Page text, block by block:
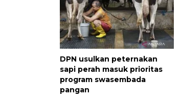
DPN usulkan peternakan
sapi perah masuk prioritas
program swasembada
pangan